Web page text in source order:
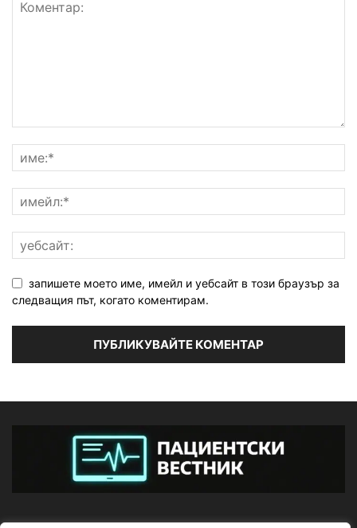
запишете моето име, имейл и уебсайт в този браузър за
следващия път, когато коментирам.